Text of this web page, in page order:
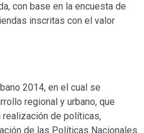
con base en la encuesta de
inscritas con el valor
2014, en el cual se
regional y urbano, que
realización de políticas,
de las Políticas Nacionales